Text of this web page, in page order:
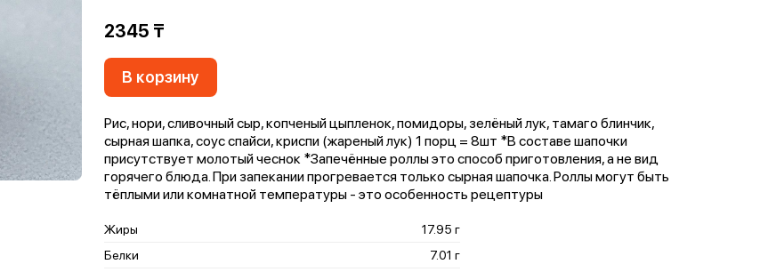
2345 ₸
В корзину
Рис, нори, сливочный сыр, копченый цыпленок, помидоры, зелёный лук, тамаго блинчик,
сырная шапка, соус спайси, криспи (жареный лук) 1 порц = 8шт *В составе шапочки
присутствует молотый чеснок *Запечённые роллы это способ приготовления, а не вид
горячего блюда. При запекании прогревается только сырная шапочка. Роллы могут быть
тёплыми или комнатной температуры - это особенность рецептуры
Жиры
17.95 г
Белки
7.01 г